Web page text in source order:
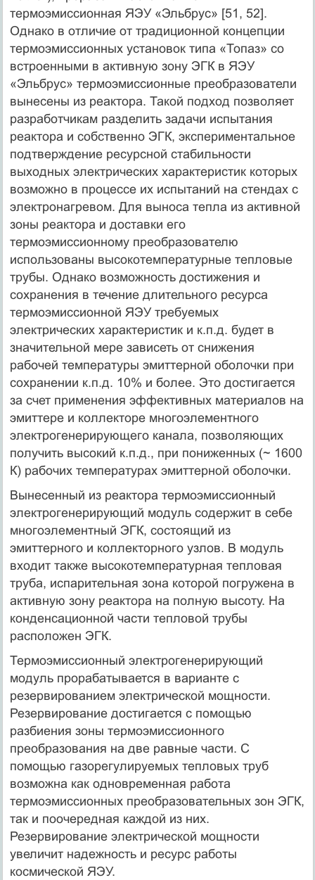
термоэмиссионная ЯЭУ «Эльбрус» [51, 52].
Однако в отличие от традиционной концепции
термоэмиссионных установок типа «Топаз» со
встроенными в активную зону ЭГК в ЯЭУ
«Эльбрус» термоэмиссионные преобразователи
вынесены из реактора. Такой подход позволяет
разработчикам разделить задачи испытания
реактора и собственно ЭГК, экспериментальное
подтверждение ресурсной стабильности
выходных электрических характеристик которых
возможно в процессе их испытаний на стендах с
электронагревом. Для выноса тепла из активной
зоны реактора и доставки его
термоэмиссионному преобразователю
использованы высокотемпературные тепловые
трубы. Однако возможность достижения и
сохранения в течение длительного ресурса
термоэмиссионной ЯЭУ требуемых
электрических характеристик и к.п.д. будет в
значительной мере зависеть от снижения
рабочей температуры эмиттерной оболочки при
сохранении к.п.д. 10% и более. Это достигается
за счет применения эффективных материалов на
эмиттере и коллекторе многоэлементного
электрогенерирующего канала, позволяющих
получить высокий к.п.д., при пониженных (~ 1600
К) рабочих температурах эмиттерной оболочки.
Вынесенный из реактора термоэмиссионный
электрогенерирующий модуль содержит в себе
многоэлементный ЭГК, состоящий из
эмиттерного и коллекторного узлов. В модуль
входит также высокотемпературная тепловая
труба, испарительная зона которой погружена в
активную зону реактора на полную высоту. На
конденсационной части тепловой трубы
расположен ЭГК.
Термоэмиссионный электрогенерирующий
модуль прорабатывается в варианте с
резервированием электрической мощности.
Резервирование достигается с помощью
разбиения зоны термоэмиссионного
преобразования на две равные части. С
помощью газорегулируемых тепловых труб
возможна как одновременная работа
термоэмиссионных преобразовательных зон ЭГК,
так и поочередная каждой из них.
Резервирование электрической мощности
увеличит надежность и ресурс работы
космической ЯЭУ.